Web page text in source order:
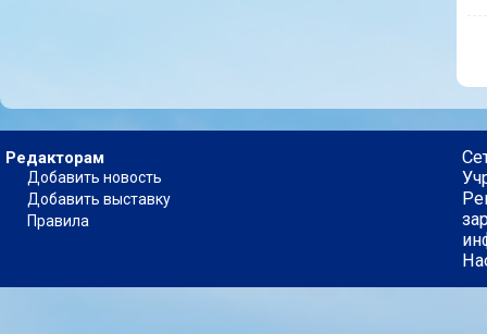
Редакторам
Добавить новость
Добавить выставку
Правила